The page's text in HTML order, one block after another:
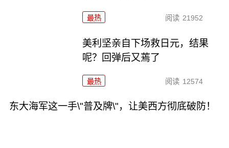
最热 阅读 21952
美利坚亲自下场救日元，结果
呢？回弹后又蔫了
最热 阅读 12574
东大海军这一手\"普及牌\"，让美西方彻底破防！